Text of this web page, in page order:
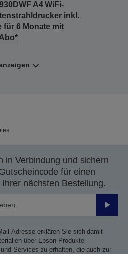
A4 WiFi-
inkl.
für 6 Monate mit
in Verbindung und sichern
für einen
Ihrer nächsten Bestellung.
Adresse erklären Sie sich damit
über Epson Produkte,
Services zu erhalten, die auch zur